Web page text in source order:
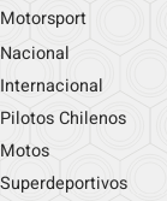
Motorsport
Nacional
Internacional
Pilotos Chilenos
Motos
Superdeportivos